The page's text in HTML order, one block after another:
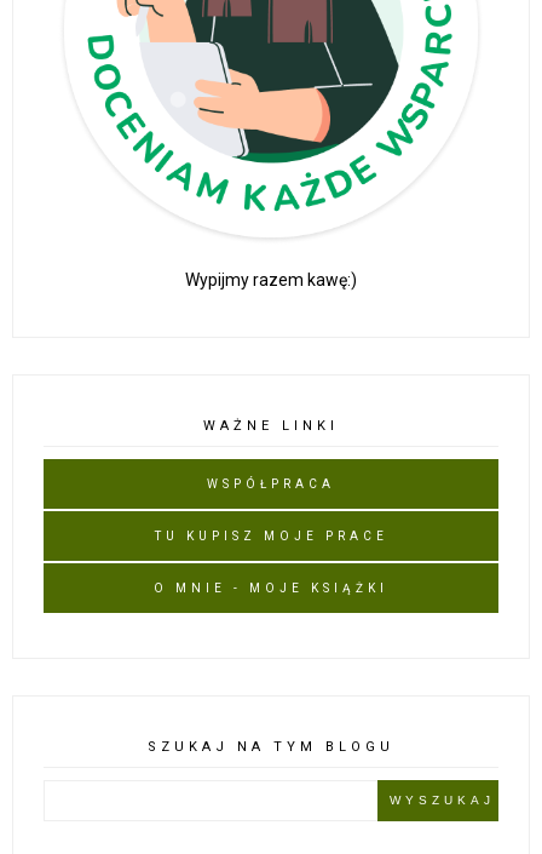
Wypijmy razem kawę:)
WAŻNE LINKI
WSPÓŁPRACA
TU KUPISZ MOJE PRACE
O MNIE - MOJE KSIĄŻKI
SZUKAJ NA TYM BLOGU